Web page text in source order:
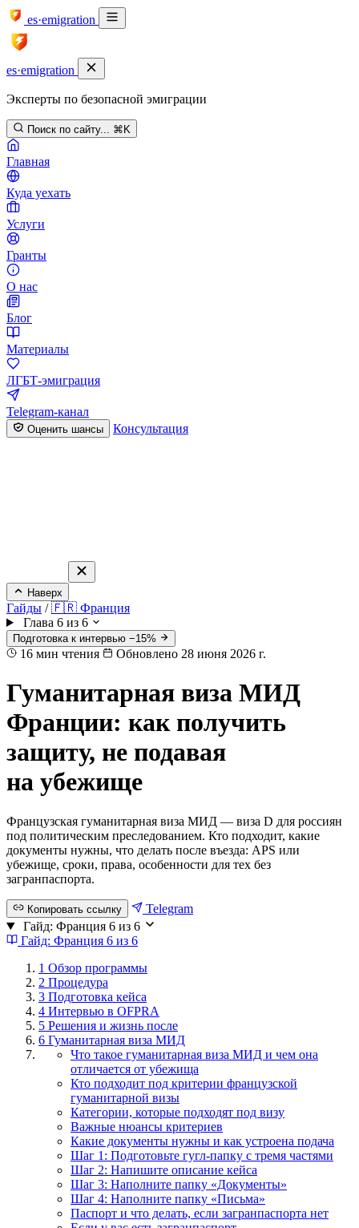
es·emigration
es·emigration
Эксперты по безопасной эмиграции
Поиск по сайту... ⌘K
Главная
Куда уехать
Услуги
Гранты
О нас
Блог
Материалы
ЛГБТ-эмиграция
Telegram-канал
Оценить шансы Консультация
Наверх
Гайды / 🇫🇷 Франция
Глава 6 из 6
Подготовка к интервью −15%
16 мин чтения Обновлено 28 июня 2026 г.
Гуманитарная виза МИД
Франции: как получить
защиту, не подавая
на убежище
Французская гуманитарная виза МИД — виза D для россиян
под политическим преследованием. Кто подходит, какие
документы нужны, что делать после въезда: APS или
убежище, сроки, права, особенности для тех без
загранпаспорта.
Копировать ссылку
Telegram
Гайд: Франция 6 из 6
Гайд: Франция 6 из 6
1 Обзор программы
2 Процедура
3 Подготовка кейса
4 Интервью в OFPRA
5 Решения и жизнь после
6 Гуманитарная виза МИД
Что такое гуманитарная виза МИД и чем она
отличается от убежища
Кто подходит под критерии французской
гуманитарной визы
Категории, которые подходят под визу
Важные нюансы критериев
Какие документы нужны и как устроена подача
Шаг 1: Подготовьте гугл-папку с тремя частями
Шаг 2: Напишите описание кейса
Шаг 3: Наполните папку «Документы»
Шаг 4: Наполните папку «Письма»
Паспорт и что делать, если загранпаспорта нет